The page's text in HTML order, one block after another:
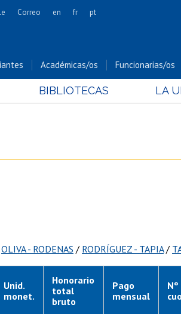
Cs. Forestales y Conservación
Cs. Sociales
Correo en fr pt
Académicas/os Funcionarias/os
BIBLIOTECAS LA
OLIVA - RODENAS / RODRÍGUEZ - TAPIA/
Unid.
monet.
Honorario
total
bruto
Pago
mensual
Nº